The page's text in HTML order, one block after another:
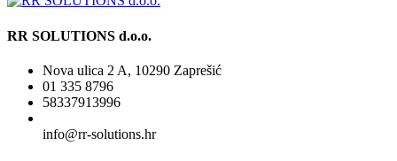
RR SOLUTIONS d.o.o.
Nova ulica 2 A, 10290 Zaprešić
01 335 8796
58337913996
info@rr-solutions.hr